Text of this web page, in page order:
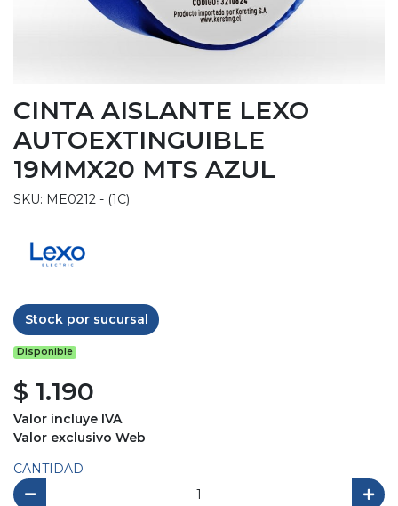
CINTA AISLANTE LEXO
AUTOEXTINGUIBLE
19MMX20 MTS AZUL
SKU: ME0212 - (1C)
Stock por sucursal
Disponible
$ 1.190
Valor incluye IVA
Valor exclusivo Web
CANTIDAD